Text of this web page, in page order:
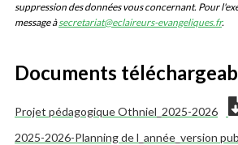
suppression des données vous concernant. Pour
message àsecretariat@eclaireurs-evangeliques.fr.
Documents
Projet pédagogique Othniel_2025-2026
2025-2026-Planning de l_année_version